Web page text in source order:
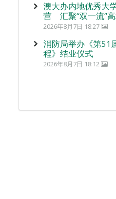
澳大办内地优秀大
营 汇聚“双一流”
2026年8月7日 18:27
消防局举办《第51
程》结业仪式
2026年8月7日 18:12